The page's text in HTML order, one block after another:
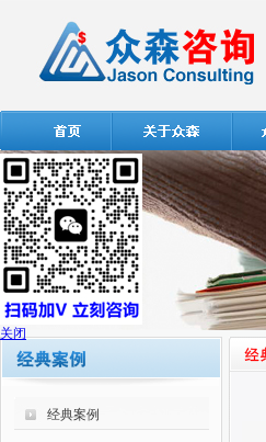
经典案例
关闭